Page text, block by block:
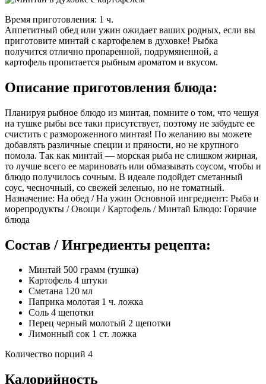
Время приготовления: 1 ч.
Аппетитный обед или ужин ожидает ваших родных, если вы
приготовите минтай с картофелем в духовке! Рыбка
получится отлично пропаренной, подрумяненной, а
картофель пропитается рыбным ароматом и вкусом.
Описание приготовления блюда:
Планируя рыбное блюдо из минтая, помните о том, что чешуя
на тушке рыбы все таки присутствует, поэтому не забудьте ее
счистить с размороженного минтая! По желанию вы можете
добавлять различные специи и пряности, но не крупного
помола. Так как минтай — морская рыба не слишком жирная,
то лучше всего ее мариновать или обмазывать соусом, чтобы и
блюдо получилось сочным. В идеале подойдет сметанный
соус, чесночный, со свежей зеленью, но не томатный.
Назначение: На обед / На ужин Основной ингредиент: Рыба и
морепродукты / Овощи / Картофель / Минтай Блюдо: Горячие
блюда
Состав / Ингредиенты рецепта:
Минтай 500 грамм (тушка)
Картофель 4 штуки
Сметана 120 мл
Паприка молотая 1 ч. ложка
Соль 4 щепотки
Перец черный молотый 2 щепотки
Лимонный сок 1 ст. ложка
Количество порций 4
Калорийность